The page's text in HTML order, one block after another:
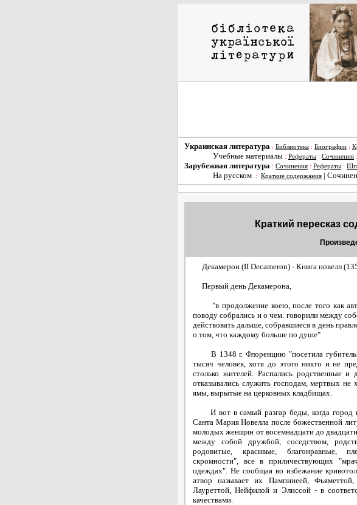
Украинская литература : Библиотека : Биографии :
Учебные материалы : Рефераты : Сочинения :
Зарубежная литература : Сочинения : Рефераты :
На русском
: Краткие содержания |
Краткий пересказ
Декамерон (II Decameron) - Книга новелл
Первый день Декамерона,
"в продолжение коею, после того как
поводу собрались и о чем. говорили между
действовать дальше, собравшиеся в день
о том, что каждому больше по душе"
В 1348 г. Флоренцию "посетила
тысяч человек, хотя до этого никто и не
столько жителей. Распались родственные и
отказывались служить господам, мертвых не
ямы, вырытые на церковных кладбищах.
И вот в самый разгар беды, когда город
Санта Мария Новелла после божественной
молодых женщин от восемнадцати до
между собой дружбой, соседством,
родовитые, красивые, благонравные,
скромности", все в приличествующих
одеждах". Не сообщая во избежание
атвор называет их Пампинеей,
Лауреттой, Нейфилой и Элиссой - в
качествами.